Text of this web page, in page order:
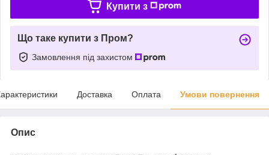
Купити з
Що таке купити з Пром?
Замовлення під захистом
Доставка Оплата Умови повернення
Опис